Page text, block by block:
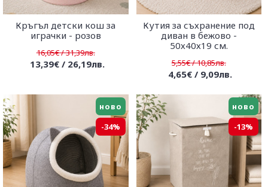
Кръгъл детски кош за
играчки - розов
16,05€ / 31,39лв.
13,39€ / 26,19лв.
Кутия за съхранение под
диван в бежово -
50х40х19 см.
5,55€ / 10,85лв.
4,65€ / 9,09лв.
ново
-34%
ново
-13%